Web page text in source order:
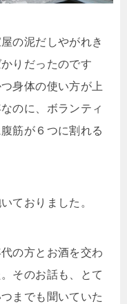
の泥だしやがれき
りだったのです
身体の使い方が上
のに、ボランティ
筋が６つに割れる
ておりました。
の方とお酒を交わ
そのお話も、とて
までも聞いていた